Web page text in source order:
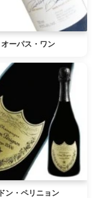
オーパス・ワン
ドン・ペリニョン